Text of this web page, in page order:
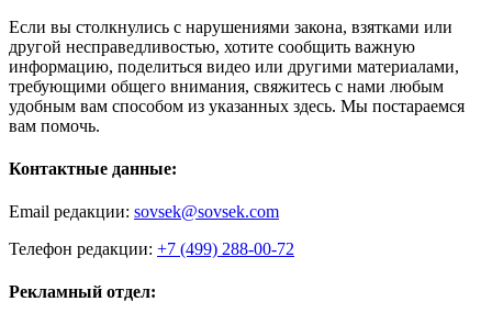
Если вы столкнулись с нарушениями закона, взятками или
другой несправедливостью, хотите сообщить важную
информацию, поделиться видео или другими материалами,
требующими общего внимания, свяжитесь с нами любым
удобным вам способом из указанных здесь. Мы постараемся
вам помочь.
Контактные данные:
Email редакции: sovsek@sovsek.com
Телефон редакции: +7 (499) 288-00-72
Рекламный отдел: